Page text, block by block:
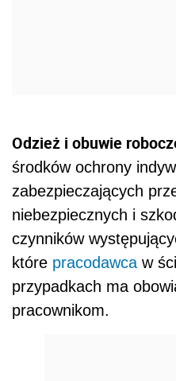
Odzież i obuwie
środków ochrony
zabezpieczających
niebezpiecznych i
czynników
które pracodawca w
przypadkach ma
pracownikom.